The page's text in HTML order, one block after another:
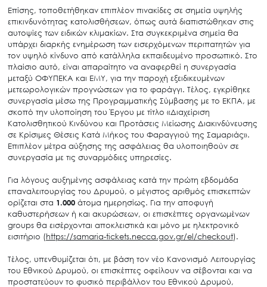
Επίσης, τοποθετήθηκαν επιπλέον πινακίδες σε σημεία υψηλής
επικινδυνότητας κατολισθήσεων, όπως αυτά διαπιστώθηκαν στις
αυτοψίες των ειδικών κλιμακίων. Στα συγκεκριμένα σημεία θα
υπάρχει διαρκής ενημέρωση των εισερχόμενων περιπατητών για
τον υψηλό κίνδυνο από κατάλληλα εκπαιδευμένο προσωπικό. Στο
πλαίσιο αυτό, είναι απαραίτητο να αναφερθεί η συνεργασία
μεταξύ ΟΦΥΠΕΚΑ και ΕΜΥ, για την παροχή εξειδικευμένων
μετεωρολογικών προγνώσεων για το φαράγγι. Τέλος, εγκρίθηκε
συνεργασία μέσω της Προγραμματικής Σύμβασης με το ΕΚΠΑ, με
σκοπό την υλοποίηση του Έργου με τίτλο «Διαχείριση
Κατολισθητικού Κινδύνου και Προτάσεις Μείωσης Διακινδύνευσης
σε Κρίσιμες Θέσεις Κατά Μήκος του Φαραγγιού της Σαμαριάς».
Επιπλέον μέτρα αύξησης της ασφάλειας θα υλοποιηθούν σε
συνεργασία με τις συναρμόδιες υπηρεσίες.
Για λόγους αυξημένης ασφάλειας κατά την πρώτη εβδομάδα
επαναλειτουργίας του Δρυμού, ο μέγιστος αριθμός επισκεπτών
ορίζεται στα 1.000άτομα ημερησίως. Για την αποφυγή
καθυστερήσεων ή και ακυρώσεων, οι επισκέπτες οργανωμένων
groups θα εισέρχονται αποκλειστικά και μόνο με ηλεκτρονικό
εισιτήριο (https://samaria-tickets.necca.gov.gr/el/checkout).
Τέλος, υπενθυμίζεται ότι, με βάση τον νέο Κανονισμό Λειτουργίας
του Εθνικού Δρυμού, οι επισκέπτες οφείλουν να σέβονται και να
προστατεύουν το φυσικό περιβάλλον του Εθνικού Δρυμού,